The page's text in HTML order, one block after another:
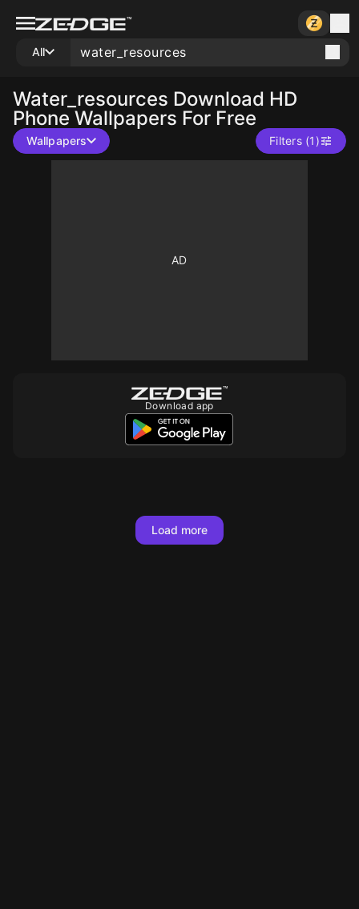
All
Water_resources Download HD
Phone Wallpapers For Free
Wallpapers Filters (1)
Download app
Load more